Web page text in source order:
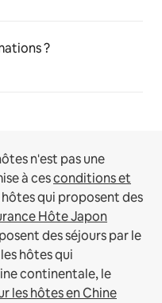
?
n'est pas une
à cesconditions et
qui proposent des
Hôte Japon
des séjours par le
hôtes qui
continentale, le
les hôtes en Chine